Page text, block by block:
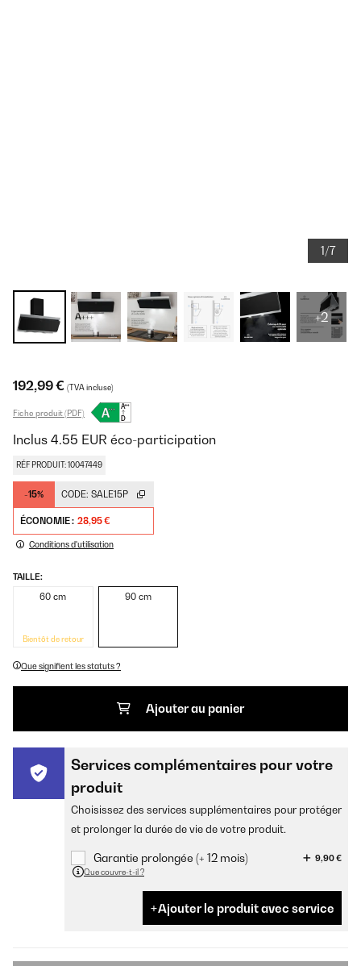
1/7
+2
192,99 € (TVA incluse)
Fiche produit (PDF)
Inclus 4.55 EUR éco-participation
RÉF PRODUIT: 10047449
-15% CODE: SALE15P
ÉCONOMIE : 28,95 €
Conditions d'utilisation
TAILLE:
60 cm
Bientôt de retour
90 cm
Que signifient les statuts ?
Ajouter au panier
Services complémentaires pour votre
produit
Choisissez des services supplémentaires pour protéger
et prolonger la durée de vie de votre produit.
Garantie prolongée (+ 12 mois)
9,90 €
Que couvre-t-il ?
Ajouter le produit avec service